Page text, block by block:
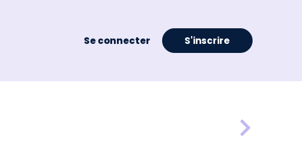
Se connecter S'inscrire